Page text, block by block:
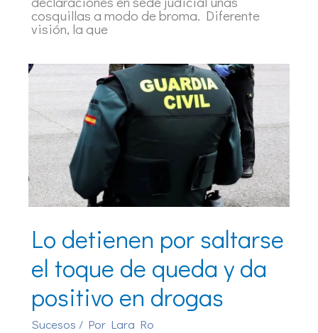
cosquillas a modo de broma. Diferente
visión, la que
Lo detienen por saltarse
el toque de queda y da
positivo en drogas
Sucesos / Por Lara Ro